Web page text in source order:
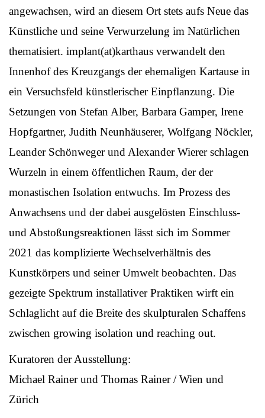
angewachsen, wird an diesem Ort stets aufs Neue das
Künstliche und seine Verwurzelung im Natürlichen
thematisiert. implant(at)karthaus verwandelt den
Innenhof des Kreuzgangs der ehemaligen Kartause in
ein Versuchsfeld künstlerischer Einpflanzung. Die
Setzungen von Stefan Alber, Barbara Gamper, Irene
Hopfgartner, Judith Neunhäuserer, Wolfgang Nöckler,
Leander Schönweger und Alexander Wierer schlagen
Wurzeln in einem öffentlichen Raum, der der
monastischen Isolation entwuchs. Im Prozess des
Anwachsens und der dabei ausgelösten Einschluss-
und Abstoßungsreaktionen lässt sich im Sommer
2021 das komplizierte Wechselverhältnis des
Kunstkörpers und seiner Umwelt beobachten. Das
gezeigte Spektrum installativer Praktiken wirft ein
Schlaglicht auf die Breite des skulpturalen Schaffens
zwischen growing isolation und reaching out.
Kuratoren der Ausstellung:
Michael Rainer und Thomas Rainer / Wien und
Zürich